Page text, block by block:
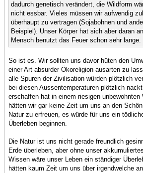
dadurch genetisch verändert, die Wildform
nicht essbar. Vieles müssen wir aufwendig
überhaupt zu vertragen (Sojabohnen und
Beispiel). Unser Körper hat sich aber daran
Mensch benutzt das Feuer schon sehr lange.
So ist es. Wir sollten uns davor hüten den
einer Art absurder Ökoreligion ausarten zu
alle Spuren der Zivilisation würden plötzlich
bei diesen Aussentemperaturen plötzlich
erschaffen hat in einem riesigen unbewohnten
hätten wir gar keine Zeit um uns an den
Natur zu erfreuen, es würde für uns ein
Überleben beginnen.
Die Natur ist uns nicht gerade freundlich
Erde überleben, aber ohne unser
Wissen wäre unser Leben ein ständiger
hätten kaum Zeit um uns über irgendwelche